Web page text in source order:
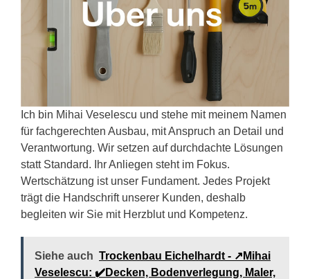
Ich bin Mihai Veselescu und stehe mit meinem Namen
für fachgerechten Ausbau, mit Anspruch an Detail und
Verantwortung. Wir setzen auf durchdachte Lösungen
statt Standard. Ihr Anliegen steht im Fokus.
Wertschätzung ist unser Fundament. Jedes Projekt
trägt die Handschrift unserer Kunden, deshalb
begleiten wir Sie mit Herzblut und Kompetenz.
Siehe auch Trockenbau Eichelhardt - ↗️Mihai
Veselescu: ✔️Decken, Bodenverlegung, Maler,